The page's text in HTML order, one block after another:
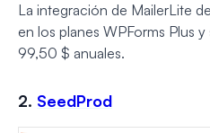
La integración de MailerLite
en los planes WPForms Plus
99,50 $ anuales.
2. SeedProd